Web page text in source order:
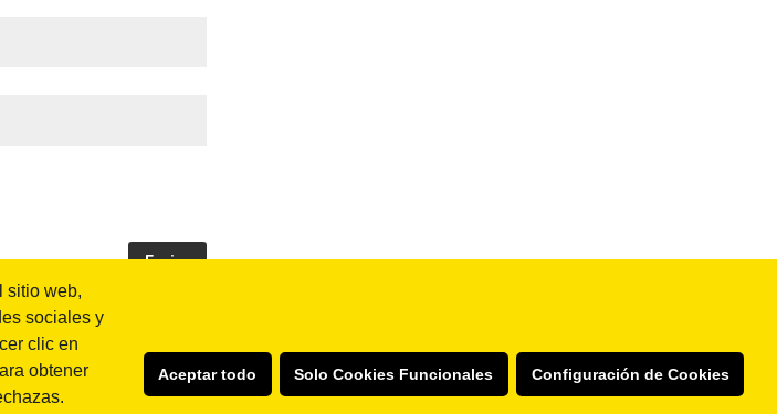
sitio web,
sociales y
clic en
obtener
Aceptar todo Solo Cookies Funcionales Configuración de Cookies